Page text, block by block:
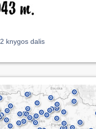
2 knygos dalis